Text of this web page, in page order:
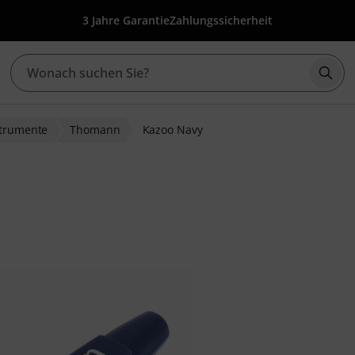
3 Jahre GarantieZahlungssicherheit
Thomann Kazoo Navy